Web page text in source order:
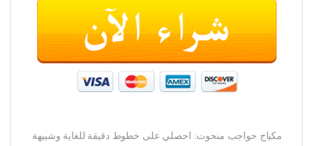
مكياج حواجب منحوت: احصلي على خطوط دقيقة للغاية وشبيهة